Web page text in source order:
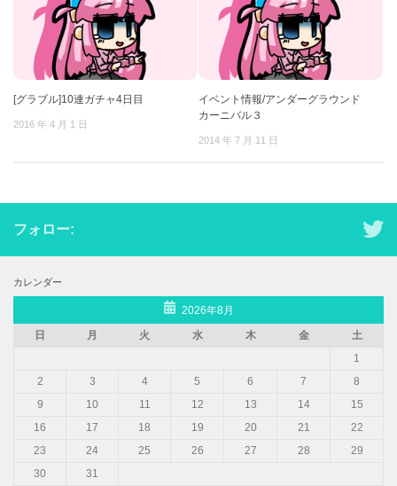
[グラブル]10連ガチャ4日目
2016 年 4 月 1 日
イベント情報/アンダーグラウンド
カーニバル３
2014 年 7 月 11 日
フォロー:
カレンダー
2026年8月
日
月 火 水 木 金
土
1
2
3 4 5 6 7
8
9
10 11 12 13 14
15
16
17 18 19 20 21
22
23
24 25 26 27 28
29
30
31